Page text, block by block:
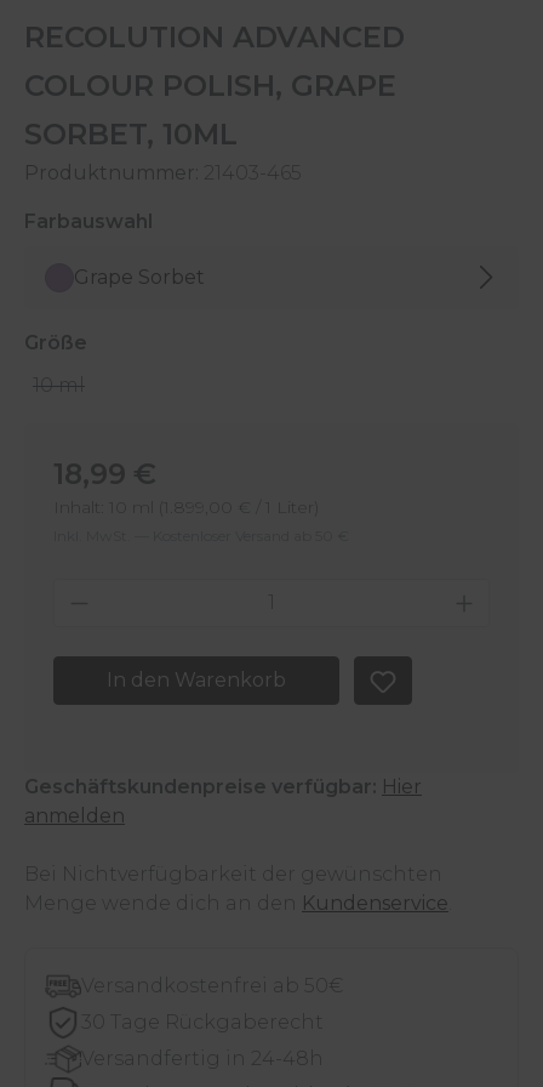
RECOLUTION ADVANCED
COLOUR POLISH, GRAPE
SORBET, 10ML
Produktnummer: 21403-465
Farbauswahl
Grape Sorbet
Größe
10 ml
Regulärer Preis:
18,99 €
Inhalt: (1.899,00 € / 1 Liter)
Produkt Anzahl: Gib den
In den Warenkorb
Geschäftskundenpreise verfügbar: Hier
anmelden
Bei Nichtverfügbarkeit der gewünschten
Menge wende dich an den
Kundenservice
Versandkostenfrei ab 50€
30 Tage Rückgaberecht
Versandfertig in 24-48h